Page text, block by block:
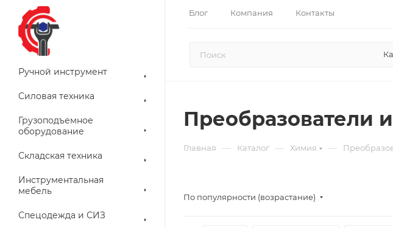
Блог Компания Контакты
Ручной инструмент
Силовая техника
Грузоподъемное
оборудование
Складская техника
Инструментальная
мебель
Спецодежда и СИЗ
Преобразователи
Главная — Каталог — Химия —
По популярности (возрастание)